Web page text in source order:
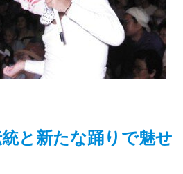
と新たな踊りで魅せ